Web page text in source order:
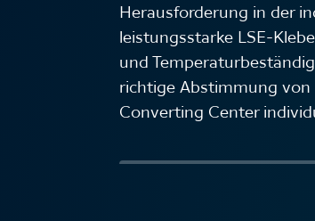
Herausforderung in der
leistungsstarke LSE-
und
richtige Abstimmung
Converting Center